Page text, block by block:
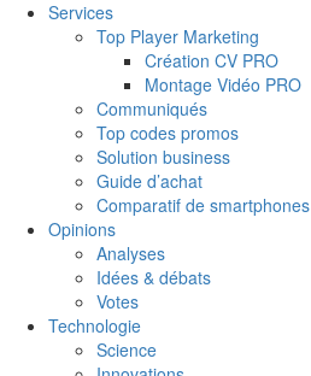
Services
Top Player Marketing
Création CV PRO
Montage Vidéo PRO
Communiqués
Top codes promos
Solution business
Guide d’achat
Comparatif de smartphones
Opinions
Analyses
Idées & débats
Votes
Technologie
Science